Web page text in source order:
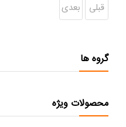
قبلی بعدی
گروه ها
محصولات ویژه